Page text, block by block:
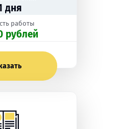
дня
работы
рублей